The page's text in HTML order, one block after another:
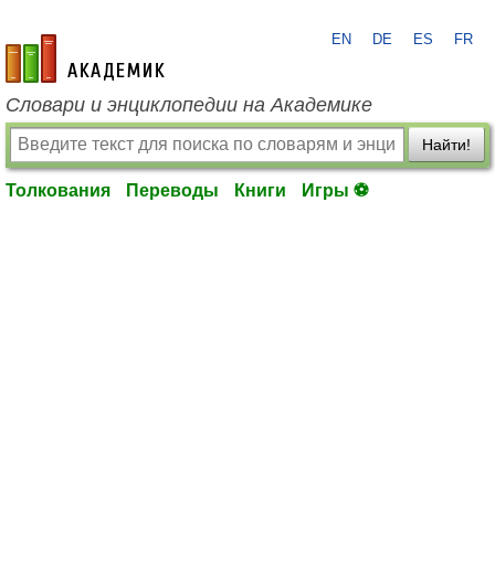
academic.ru
EN DE ES FR
Словари и энциклопедии на Академике
Найти!
Толкования Переводы Книги Игры ⚽